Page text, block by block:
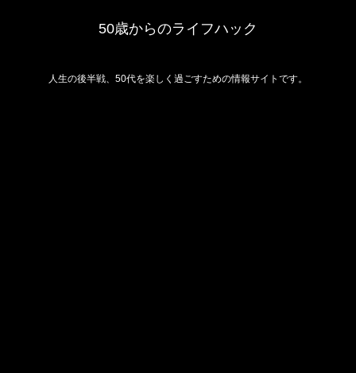
50歳からのライフハック
人生の後半戦、50代を楽しく過ごすための情報サイトです。